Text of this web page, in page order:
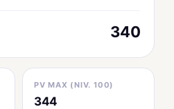
340
PV MAX (NIV. 100)
344